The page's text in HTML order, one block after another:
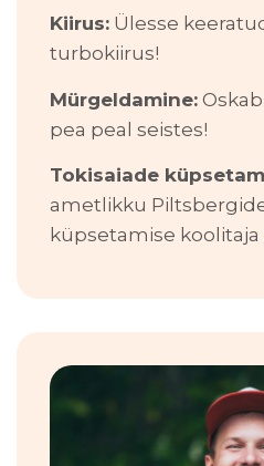
Kiirus: Ülesse
turbokiirus!
Mürgeldamine:
pea peal seistes!
Tokisaiade
ametlikku
küpsetamise